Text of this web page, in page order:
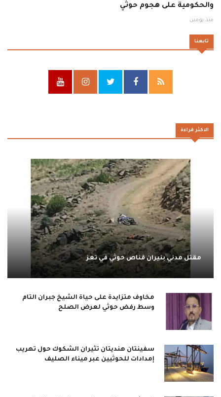
والحكومية على هجوم حوثي
منذ يومين
تابعنا
الاكثر قراءة
مقتل مدني بنيران قناص حوثي في تعز
مخاوف متزايدة على حياة الشيخ جبران التام
وسط رفض حوثي لعرض الصلح
سفينتان هنديتان تثيران الشكوك حول تهريب
إمدادات للحوثيين عبر ميناء الصليف